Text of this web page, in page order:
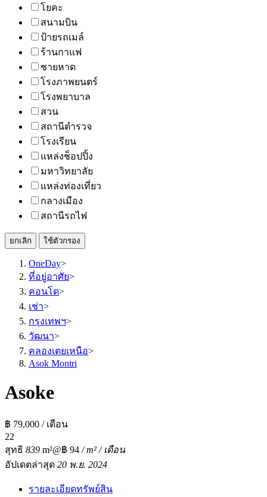
โยคะ
สนามบิน
ป้ายรถเมล์
ร้านกาแฟ
ชายหาด
โรงภาพยนตร์
โรงพยาบาล
สวน
สถานีตำรวจ
โรงเรียน
แหล่งช็อปปิ้ง
มหาวิทยาลัย
แหล่งท่องเที่ยว
กลางเมือง
สถานีรถไฟ
ยกเลิก ใช้ตัวกรอง
OneDay>
ที่อยู่อาศัย>
คอนโด>
เช่า>
กรุงเทพฯ>
วัฒนา>
คลองเตยเหนือ>
Asok Montri
Asoke
฿ 79,000 / เดือน
22
สุทธิ 839 m²@฿ 94 / m² / เดือน
อัปเดตล่าสุด 20 พ.ย. 2024
รายละเอียดทรัพย์สิน